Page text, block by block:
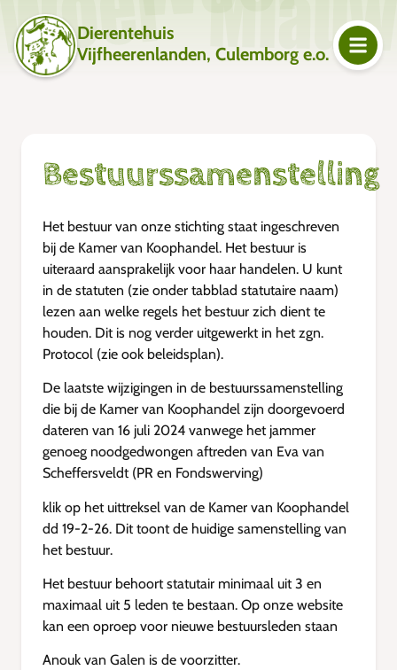
Dierentehuis
Vijfheerenlanden, Culemborg e.o.
Bestuurssamenstelling
Het bestuur van onze stichting staat ingeschreven
bij de Kamer van Koophandel. Het bestuur is
uiteraard aansprakelijk voor haar handelen. U kunt
in de statuten (zie onder tabblad statutaire naam)
lezen aan welke regels het bestuur zich dient te
houden. Dit is nog verder uitgewerkt in het zgn.
Protocol (zie ook beleidsplan).
De laatste wijzigingen in de bestuurssamenstelling
die bij de Kamer van Koophandel zijn doorgevoerd
dateren van 16 juli 2024 vanwege het jammer
genoeg noodgedwongen aftreden van Eva van
Scheffersveldt (PR en Fondswerving)
klik op het uittreksel van de Kamer van Koophandel
dd 19-2-26. Dit toont de huidige samenstelling van
het bestuur.
Het bestuur behoort statutair minimaal uit 3 en
maximaal uit 5 leden te bestaan. Op onze website
kan een oproep voor nieuwe bestuursleden staan
Anouk van Galen is de voorzitter.